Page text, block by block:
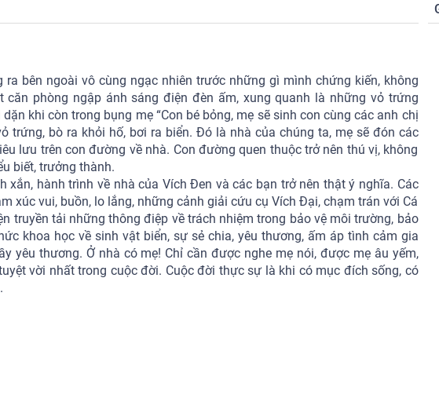
bên ngoài vô cùng ngạc nhiên trước những gì mình chứng kiến, không
phòng ngập ánh sáng điện đèn ấm, xung quanh là những vỏ trứng
khi còn trong bụng mẹ “Con bé bỏng, mẹ sẽ sinh con cùng các anh chị
trứng, bò ra khỏi hố, bơi ra biển. Đó là nhà của chúng ta, mẹ sẽ đón các
lưu trên con đường về nhà. Con đường quen thuộc trở nên thú vị, không
biết, trưởng thành.
xắn, hành trình về nhà của Vích Đen và các bạn trở nên thật ý nghĩa. Các
xúc vui, buồn, lo lắng, những cảnh giải cứu cụ Vích Đại, chạm trán với Cá
truyền tải những thông điệp về trách nhiệm trong bảo vệ môi trường, bảo
khoa học về sinh vật biển, sự sẻ chia, yêu thương, ấm áp tình cảm gia
yêu thương. Ở nhà có mẹ! Chỉ cần được nghe mẹ nói, được mẹ âu yếm,
vời nhất trong cuộc đời. Cuộc đời thực sự là khi có mục đích sống, có